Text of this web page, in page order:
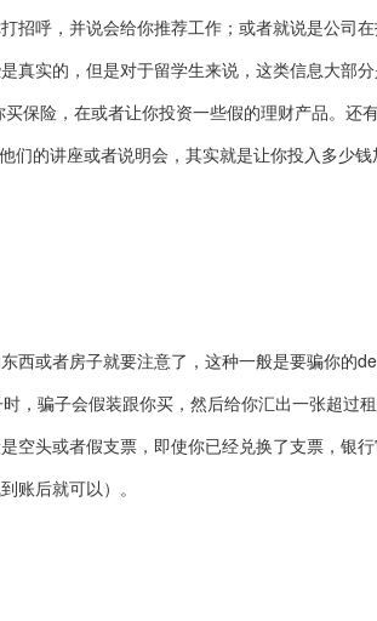
招呼，并说会给你推荐工作；或者就说是公司在
真实的，但是对于留学生来说，这类信息大部
保险，在或者让你投资一些假的理财产品。还
们的讲座或者说明会，其实就是让你投入多少
西或者房子就要注意了，这种一般是要骗你的
，骗子会假装跟你买，然后给你汇出一张超过
空头或者假支票，即使你已经兑换了支票，银
账后就可以）。